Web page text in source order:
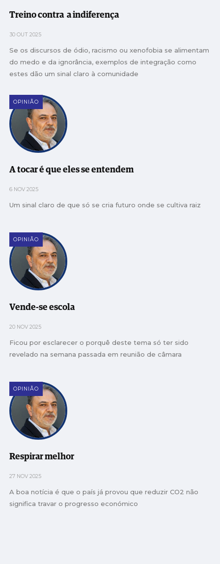
Treino contra a indiferença
30 OUT 2025
Se os discursos de ódio, racismo ou xenofobia se alimentam
do medo e da ignorância, exemplos de integração como
estes dão um sinal claro à comunidade
OPINIÃO
A tocar é que eles se entendem
6 NOV 2025
Um sinal claro de que só se cria futuro onde se cultiva raiz
OPINIÃO
Vende-se escola
20 NOV 2025
Ficou por esclarecer o porquê deste tema só ter sido
revelado na semana passada em reunião de câmara
OPINIÃO
Respirar melhor
27 NOV 2025
A boa notícia é que o país já provou que reduzir CO2 não
significa travar o progresso económico